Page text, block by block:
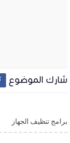
شارك الموضوع
برامج تنظيف الجهاز